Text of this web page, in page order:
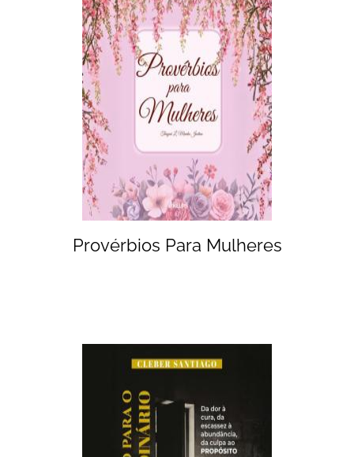
Provérbios Para Mulheres